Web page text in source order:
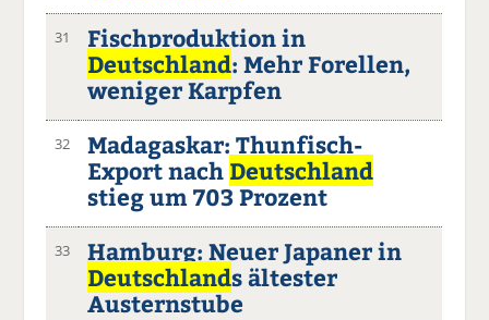
31
Fischproduktion in
Deutschland: Mehr Forellen,
weniger Karpfen
32
Madagaskar: Thunfisch-
Export nach Deutschland
stieg um 703 Prozent
33
Hamburg: Neuer Japaner in
Deutschlands ältester
Austernstube